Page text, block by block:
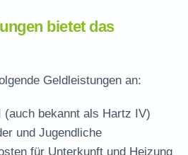
bietet das
Geldleistungen an:
(auch bekannt als Hartz IV)
und Jugendliche
für Unterkunft und Heizung